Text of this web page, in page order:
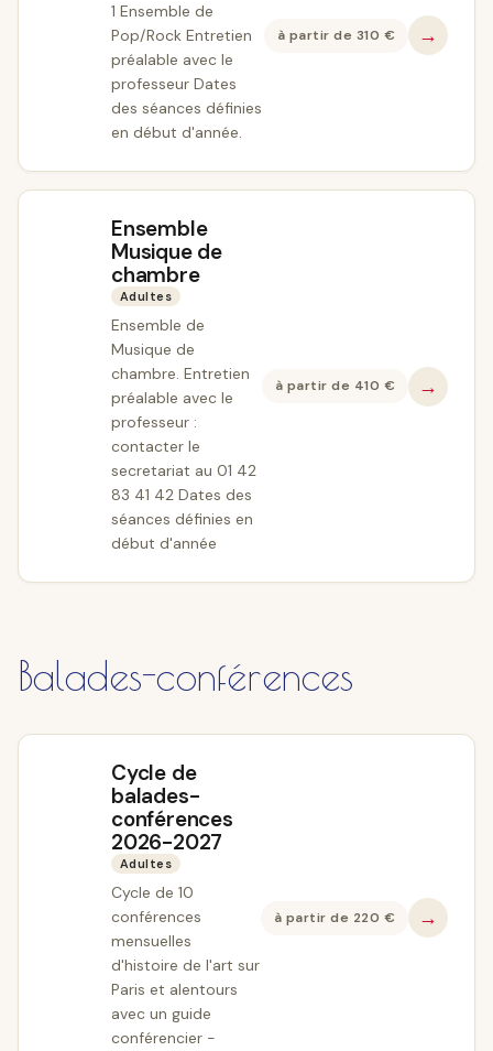
1 Ensemble de
Pop/Rock Entretien
préalable avec le
professeur Dates
des séances définies
en début d'année.
à partir de 310 € →
Ensemble
Musique de
chambre
Adultes
Ensemble de
Musique de
chambre. Entretien
préalable avec le
professeur :
contacter le
secretariat au 01 42
83 41 42 Dates des
séances définies en
début d'année
à partir de 410 € →
Balades-conférences
Cycle de
balades-
conférences
2026-2027
Adultes
Cycle de 10
conférences
mensuelles
d'histoire de l'art sur
Paris et alentours
avec un guide
conférencier -
à partir de 220 € →